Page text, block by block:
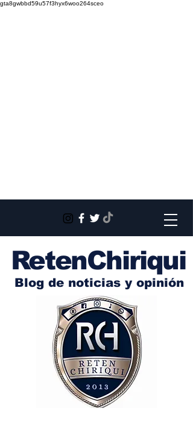
gta8gwbbd59u57f3hyx6woo264sceo
RetenChiriqui
Blog de noticias y opinión